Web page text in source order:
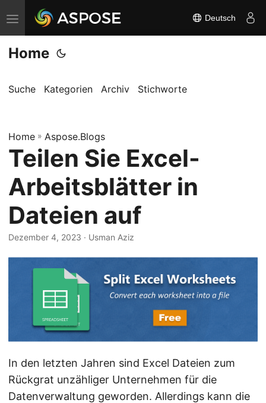
N
a
v
g
i
o
n
u
s
c
Deutsch
Home
Suche Kategorien Archiv Stichworte
Home » Aspose.Blogs
Teilen Sie Excel-
Arbeitsblätter in
Dateien auf
Dezember 4, 2023 · Usman Aziz
In den letzten Jahren sind Excel Dateien zum
Rückgrat unzähliger Unternehmen für die
Datenverwaltung geworden. Allerdings kann die